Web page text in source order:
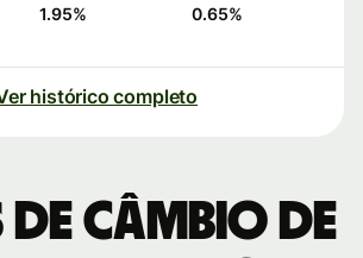
1.95% 0.65%
histórico completo
de câmbio de